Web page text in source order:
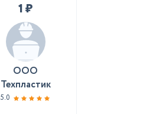
1 ₽
ООО
Техпластик
5.0